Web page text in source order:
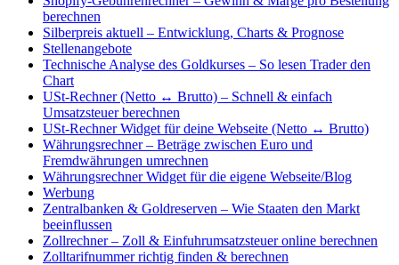
berechnen
Silberpreis aktuell – Entwicklung, Charts & Prognose
Stellenangebote
Technische Analyse des Goldkurses – So lesen Trader den
Chart
USt-Rechner (Netto ↔ Brutto) – Schnell & einfach
Umsatzsteuer berechnen
USt-Rechner Widget für deine Webseite (Netto ↔ Brutto)
Währungsrechner – Beträge zwischen Euro und
Fremdwährungen umrechnen
Währungsrechner Widget für die eigene Webseite/Blog
Werbung
Zentralbanken & Goldreserven – Wie Staaten den Markt
beeinflussen
Zollrechner – Zoll & Einfuhrumsatzsteuer online berechnen
Zolltarifnummer richtig finden & berechnen